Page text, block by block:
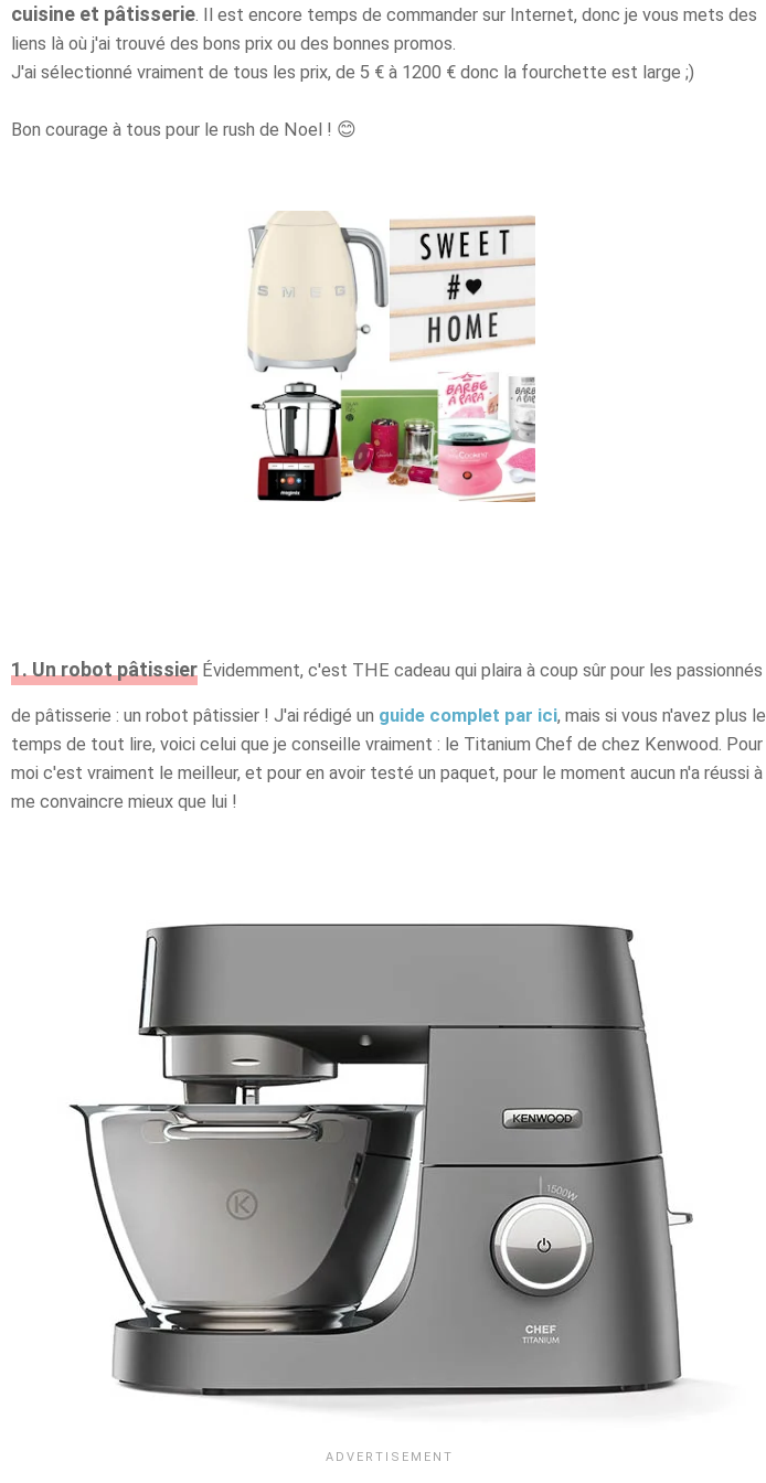
cuisine et pâtisserie . Il est encore temps de commander sur Internet, donc je vous mets des
liens là où j'ai trouvé des bons prix ou des bonnes promos.
J'ai sélectionné vraiment de tous les prix, de 5 € à 1200 € donc la fourchette est large ;)
Bon courage à tous pour le rush de Noel ! 😊
1. Un robot pâtissier Évidemment, c'est THE cadeau qui plaira à coup sûr pour les passionnés
de pâtisserie : un robot pâtissier ! J'ai rédigé un guide complet par ici, mais si vous n'avez plus le
temps de tout lire, voici celui que je conseille vraiment : le Titanium Chef de chez Kenwood. Pour
moi c'est vraiment le meilleur, et pour en avoir testé un paquet, pour le moment aucun n'a réussi à
me convaincre mieux que lui !